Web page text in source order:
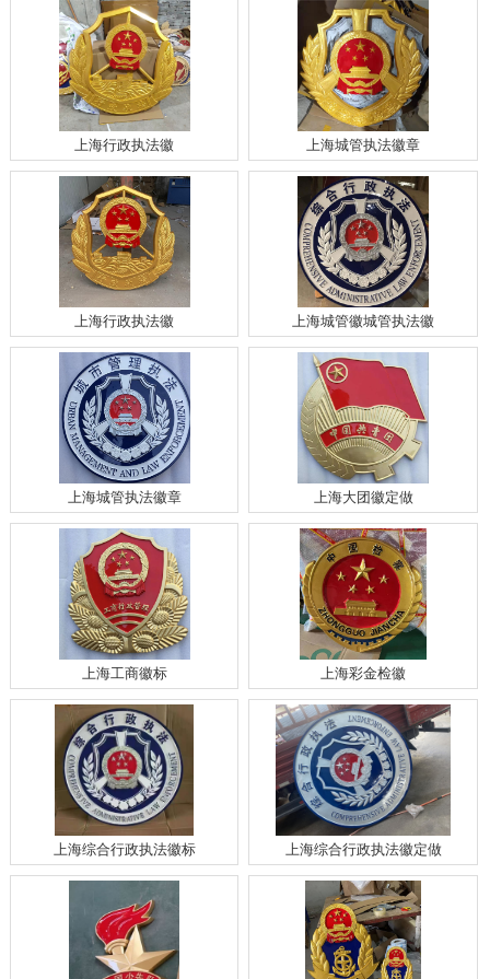
上海行政执法徽 上海城管执法徽章
上海行政执法徽 上海城管徽城管执法徽
上海城管执法徽章 上海大团徽定做
上海工商徽标 上海彩金检徽
上海综合行政执法徽标 上海综合行政执法徽定做